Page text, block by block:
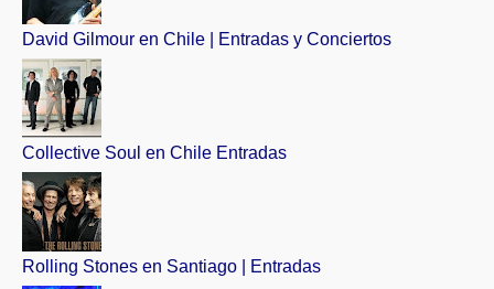
David Gilmour en Chile | Entradas y Conciertos
Collective Soul en Chile Entradas
Rolling Stones en Santiago | Entradas